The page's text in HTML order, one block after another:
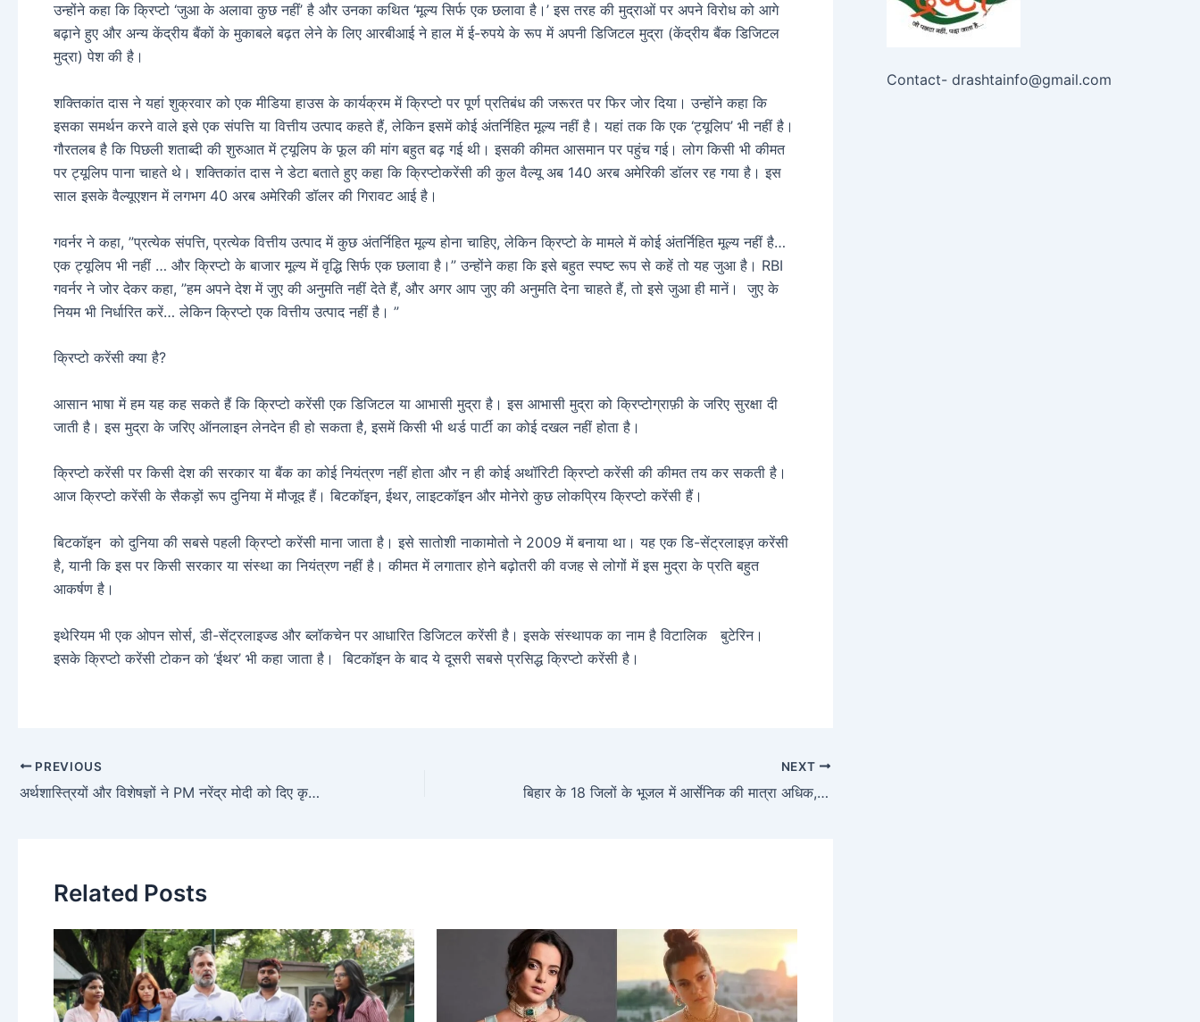
उन्होंने कहा कि क्रिप्टो ‘जुआ के अलावा कुछ नहीं’ है और उनका कथित ‘मूल्य सिर्फ एक छलावा है।’ इस तरह की मुद्राओं पर अपने विरोध को आगे
बढ़ाने हुए और अन्य केंद्रीय बैंकों के मुकाबले बढ़त लेने के लिए आरबीआई ने हाल में ई-रुपये के रूप में अपनी डिजिटल मुद्रा (केंद्रीय बैंक डिजिटल
मुद्रा) पेश की है।
शक्तिकांत दास ने यहां शुक्रवार को एक मीडिया हाउस के कार्यक्रम में क्रिप्टो पर पूर्ण प्रतिबंध की जरूरत पर फिर जोर दिया। उन्होंने कहा कि
इसका समर्थन करने वाले इसे एक संपत्ति या वित्तीय उत्पाद कहते हैं, लेकिन इसमें कोई अंतर्निहित मूल्य नहीं है। यहां तक कि एक ‘ट्यूलिप’ भी नहीं है।
गौरतलब है कि पिछली शताब्दी की शुरुआत में ट्यूलिप के फूल की मांग बहुत बढ़ गई थी। इसकी कीमत आसमान पर पहुंच गई। लोग किसी भी कीमत
पर ट्यूलिप पाना चाहते थे। शक्तिकांत दास ने डेटा बताते हुए कहा कि क्रिप्टोकरेंसी की कुल वैल्यू अब 140 अरब अमेरिकी डॉलर रह गया है। इस
साल इसके वैल्यूएशन में लगभग 40 अरब अमेरिकी डॉलर की गिरावट आई है।
गवर्नर ने कहा, ”प्रत्येक संपत्ति, प्रत्येक वित्तीय उत्पाद में कुछ अंतर्निहित मूल्य होना चाहिए, लेकिन क्रिप्टो के मामले में कोई अंतर्निहित मूल्य नहीं है…
एक ट्यूलिप भी नहीं … और क्रिप्टो के बाजार मूल्य में वृद्धि सिर्फ एक छलावा है।” उन्होंने कहा कि इसे बहुत स्पष्ट रूप से कहें तो यह जुआ है। RBI
गवर्नर ने जोर देकर कहा, ”हम अपने देश में जुए की अनुमति नहीं देते हैं, और अगर आप जुए की अनुमति देना चाहते हैं, तो इसे जुआ ही मानें। जुए के
नियम भी निर्धारित करें… लेकिन क्रिप्टो एक वित्तीय उत्पाद नहीं है। ”
क्रिप्टो करेंसी क्या है?
आसान भाषा में हम यह कह सकते हैं कि क्रिप्टो करेंसी एक डिजिटल या आभासी मुद्रा है। इस आभासी मुद्रा को क्रिप्टोग्राफ़ी के जरिए सुरक्षा दी
जाती है। इस मुद्रा के जरिए ऑनलाइन लेनदेन ही हो सकता है, इसमें किसी भी थर्ड पार्टी का कोई दखल नहीं होता है।
क्रिप्टो करेंसी पर किसी देश की सरकार या बैंक का कोई नियंत्रण नहीं होता और न ही कोई अथॉरिटी क्रिप्टो करेंसी की कीमत तय कर सकती है।
आज क्रिप्टो करेंसी के सैकड़ों रूप दुनिया में मौजूद हैं। बिटकॉइन, ईथर, लाइटकॉइन और मोनेरो कुछ लोकप्रिय क्रिप्टो करेंसी हैं।
बिटकॉइन को दुनिया की सबसे पहली क्रिप्टो करेंसी माना जाता है। इसे सातोशी नाकामोतो ने 2009 में बनाया था। यह एक डि-सेंट्रलाइज़ करेंसी
है, यानी कि इस पर किसी सरकार या संस्था का नियंत्रण नहीं है। कीमत में लगातार होने बढ़ोतरी की वजह से लोगों में इस मुद्रा के प्रति बहुत
आकर्षण है।
इथेरियम भी एक ओपन सोर्स, डी-सेंट्रलाइज्ड और ब्लॉकचेन पर आधारित डिजिटल करेंसी है। इसके संस्थापक का नाम है विटालिक बुटेरिन।
इसके क्रिप्टो करेंसी टोकन को ‘ईथर’ भी कहा जाता है। बिटकॉइन के बाद ये दूसरी सबसे प्रसिद्ध क्रिप्टो करेंसी है।
PREVIOUS
अर्थशास्त्रियों और विशेषज्ञों ने PM नरेंद्र मोदी को दिए कृषि और मैन्युफैक्चरिंग सेक्टर से जुड़े सुझाव
NEXT
बिहार के 18 जिलों के भूजल में आर्सेनिक की मात्रा अधिक, पेयजल से बढ़ सकता है कैंसर का खतरा
Related Posts
Contact- drashtainfo@gmail.com